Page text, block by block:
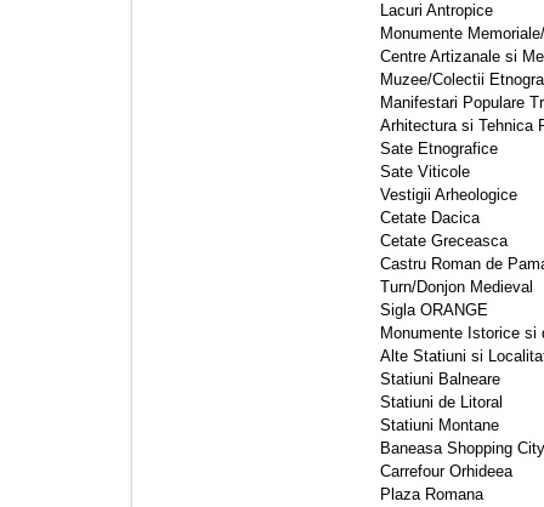
Lacuri Antropice
Monumente
Centre Artizanale si
Muzee/Colectii
Manifestari Populare
Arhitectura si Tehnica
Sate Etnografice
Sate Viticole
Vestigii Arheologice
Cetate Dacica
Cetate Greceasca
Castru Roman de
Turn/Donjon Medieval
Sigla ORANGE
Monumente Istorice si
Alte Statiuni si
Statiuni Balneare
Statiuni de Litoral
Statiuni Montane
Baneasa Shopping City
Carrefour Orhideea
Plaza Romana